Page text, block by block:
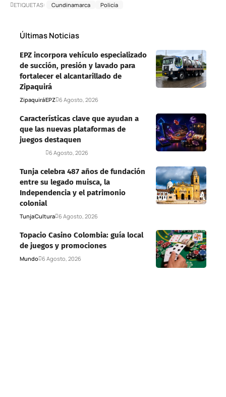
ETIQUETAS: Cundinamarca Policía
Últimas Noticias
EPZ incorpora vehículo especializado
de succión, presión y lavado para
fortalecer el alcantarillado de
Zipaquirá
ZipaquiráEPZ 6 Agosto, 2026
Características clave que ayudan a
que las nuevas plataformas de
juegos destaquen
6 Agosto, 2026
Tunja celebra 487 años de fundación
entre su legado muisca, la
Independencia y el patrimonio
colonial
TunjaCultura 6 Agosto, 2026
Topacio Casino Colombia: guía local
de juegos y promociones
Mundo 6 Agosto, 2026